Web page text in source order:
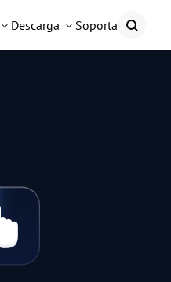
Descarga Soporta